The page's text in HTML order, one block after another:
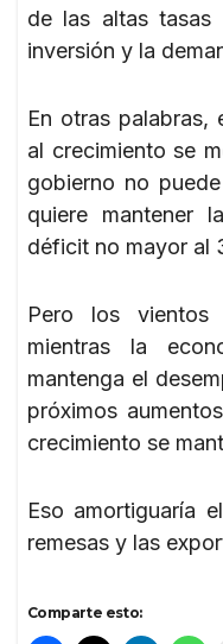
de las altas tasas
inversión y la
En otras
al crecimiento se
gobierno no
quiere mantener
déficit no mayor al
Pero los vientos
mientras la
mantenga el
próximos
crecimiento se
Eso amortiguaría
remesas y las
Comparte esto: